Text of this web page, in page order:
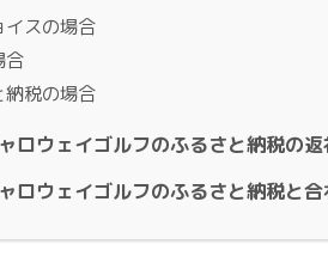
イスの場合
合
納税の場合
ロウェイゴルフのふるさと納税の返
ロウェイゴルフのふるさと納税と